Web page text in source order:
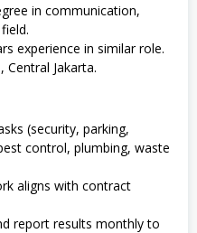
in communication,
experience in similar role.
Central Jakarta.
(security, parking,
control, plumbing, waste
aligns with contract
report results monthly to